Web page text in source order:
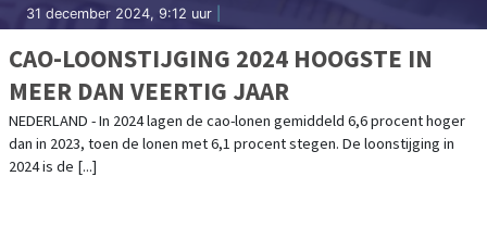
31 december 2024, 9:12 uur
CAO-LOONSTIJGING 2024 HOOGSTE IN
MEER DAN VEERTIG JAAR
NEDERLAND - In 2024 lagen de cao-lonen gemiddeld 6,6 procent hoger
dan in 2023, toen de lonen met 6,1 procent stegen. De loonstijging in
2024 is de [...]